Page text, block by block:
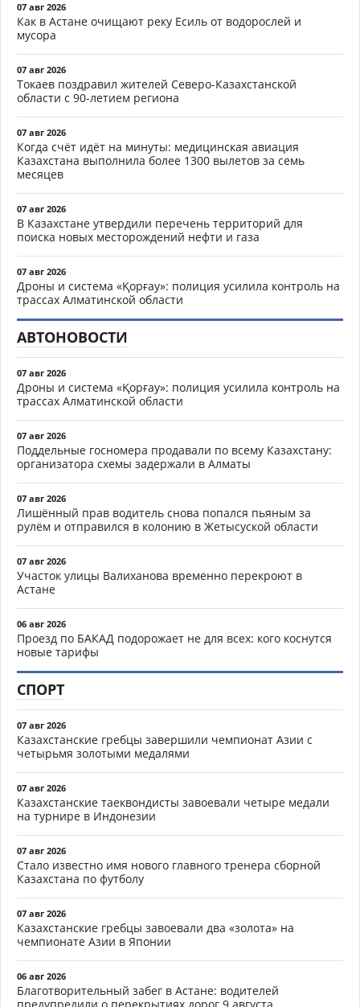
07 авг 2026
Как в Астане очищают реку Есиль от водорослей и
мусора
07 авг 2026
Токаев поздравил жителей Северо-Казахстанской
области с 90-летием региона
07 авг 2026
Когда счёт идёт на минуты: медицинская авиация
Казахстана выполнила более 1300 вылетов за семь
месяцев
07 авг 2026
В Казахстане утвердили перечень территорий для
поиска новых месторождений нефти и газа
07 авг 2026
Дроны и система «Қорғау»: полиция усилила контроль на
трассах Алматинской области
АВТОНОВОСТИ
07 авг 2026
Дроны и система «Қорғау»: полиция усилила контроль на
трассах Алматинской области
07 авг 2026
Поддельные госномера продавали по всему Казахстану:
организатора схемы задержали в Алматы
07 авг 2026
Лишённый прав водитель снова попался пьяным за
рулём и отправился в колонию в Жетысуской области
07 авг 2026
Участок улицы Валиханова временно перекроют в
Астане
06 авг 2026
Проезд по БАКАД подорожает не для всех: кого коснутся
новые тарифы
СПОРТ
07 авг 2026
Казахстанские гребцы завершили чемпионат Азии с
четырьмя золотыми медалями
07 авг 2026
Казахстанские таеквондисты завоевали четыре медали
на турнире в Индонезии
07 авг 2026
Стало известно имя нового главного тренера сборной
Казахстана по футболу
07 авг 2026
Казахстанские гребцы завоевали два «золота» на
чемпионате Азии в Японии
06 авг 2026
Благотворительный забег в Астане: водителей